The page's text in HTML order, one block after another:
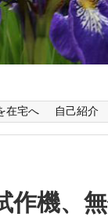
在宅へ 自己紹介
作機、